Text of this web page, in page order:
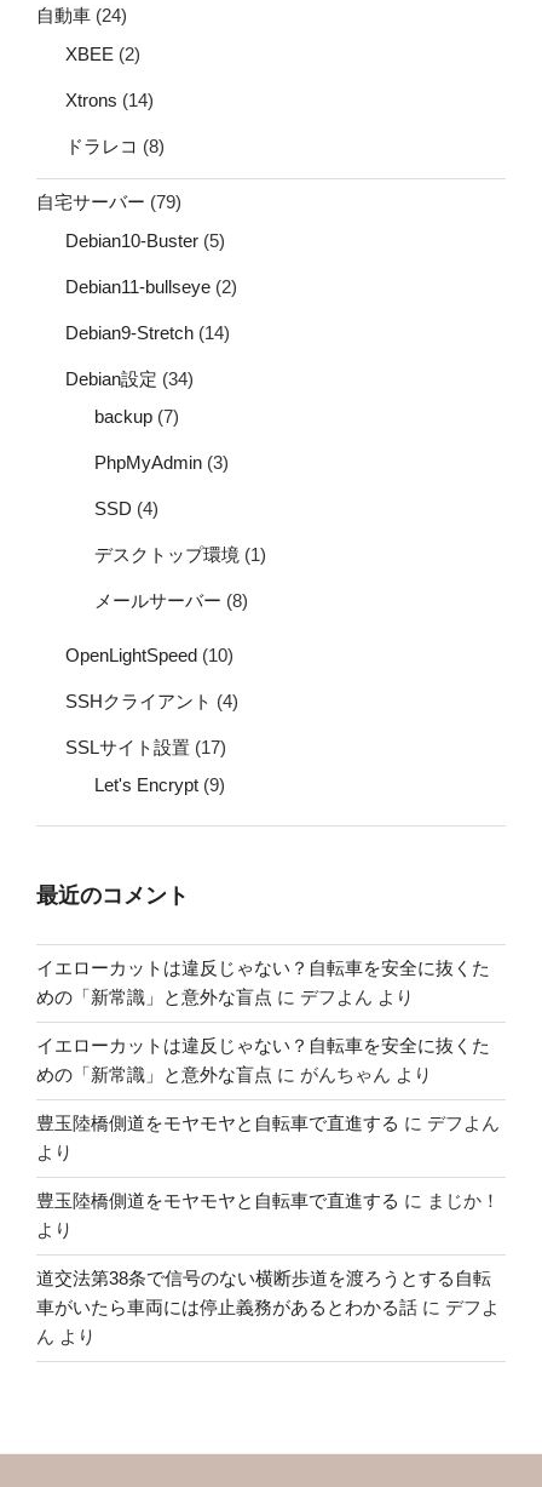
自動車 (24)
XBEE (2)
Xtrons (14)
ドラレコ (8)
自宅サーバー (79)
Debian10-Buster (5)
Debian11-bullseye (2)
Debian9-Stretch (14)
Debian設定 (34)
backup (7)
PhpMyAdmin (3)
SSD (4)
デスクトップ環境 (1)
メールサーバー (8)
OpenLightSpeed (10)
SSHクライアント (4)
SSLサイト設置 (17)
Let's Encrypt (9)
最近のコメント
イエローカットは違反じゃない？自転車を安全に抜くた
めの「新常識」と意外な盲点 に デフよん より
イエローカットは違反じゃない？自転車を安全に抜くた
めの「新常識」と意外な盲点 に がんちゃん より
豊玉陸橋側道をモヤモヤと自転車で直進する に デフよん
より
豊玉陸橋側道をモヤモヤと自転車で直進する に まじか！
より
道交法第38条で信号のない横断歩道を渡ろうとする自転
車がいたら車両には停止義務があるとわかる話 に デフよ
ん より